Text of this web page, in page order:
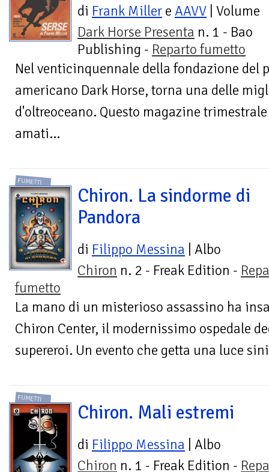
di Frank Miller e AAVV | Volume
Dark Horse Presenta n. 1 - Bao
Publishing - Reparto fumetto
Nel venticinquennale della fondazione del
americano Dark Horse, torna una delle
d'oltreoceano. Questo magazine
amati...
FUMETTI
Chiron. La sindorme di
Pandora
di Filippo Messina | Albo
Chiron n. 2 - Freak Edition -
fumetto
La mano di un misterioso assassino ha
Chiron Center, il modernissimo ospedale
supereroi. Un evento che getta una luce
FUMETTI
Chiron. Mali estremi
di Filippo Messina | Albo
Chiron n. 1 - Freak Edition -